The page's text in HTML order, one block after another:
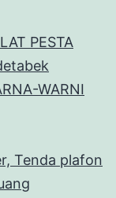
PESTA
WARNI
Tenda plafon